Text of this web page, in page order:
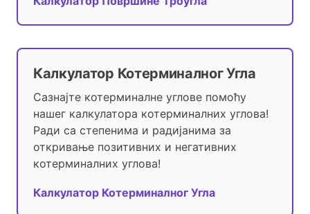
Калкулатор Котерминалног Угла
Сазнајте котерминалне углове помоћу
нашег калкулатора котерминалних углова!
Ради са степенима и радијанима за
откривање позитивних и негативних
котерминалних углова!
Калкулатор Котерминалног Угла